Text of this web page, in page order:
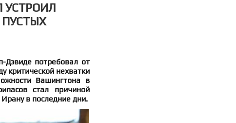
УСТРОИЛ
потребовал от
критической нехватки
Вашингтона в
стал причиной
в последние дни.